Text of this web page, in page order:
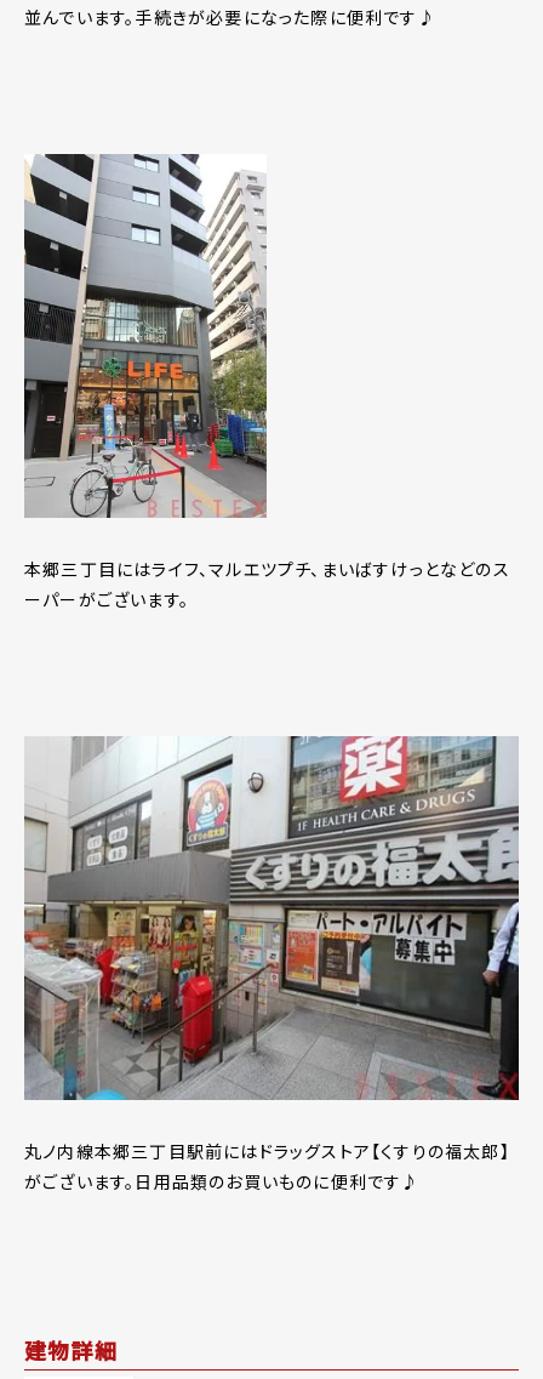
並んでいます。手続きが必要になった際に便利です♪
本郷三丁目にはライフ、マルエツプチ、まいばすけっとなどのス
ーパーがございます。
丸ノ内線本郷三丁目駅前にはドラッグストア【くすりの福太郎】
がございます。日用品類のお買いものに便利です♪
建物詳細